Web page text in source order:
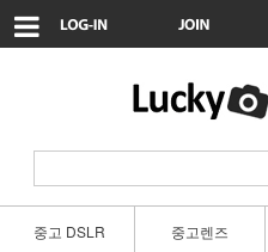
중고 DSLR 중고렌즈